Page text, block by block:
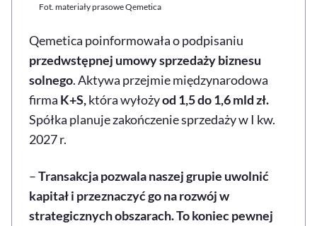
Fot. materiały prasowe Qemetica
Qemetica poinformowała o podpisaniu
przedwstępnej umowy sprzedaży biznesu
solnego. Aktywa przejmie międzynarodowa
firma K+S,która wyłożyod 1,5 do 1,6 mld zł.
Spółka planuje zakończenie sprzedaży w I kw.
2027 r.
–Transakcja pozwala naszej grupie uwolnić
kapitał i przeznaczyć go na rozwój w
strategicznych obszarach. To koniec pewnej